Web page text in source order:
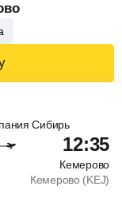
Сибирь
12:35
Кемерово
Кемерово (KEJ)